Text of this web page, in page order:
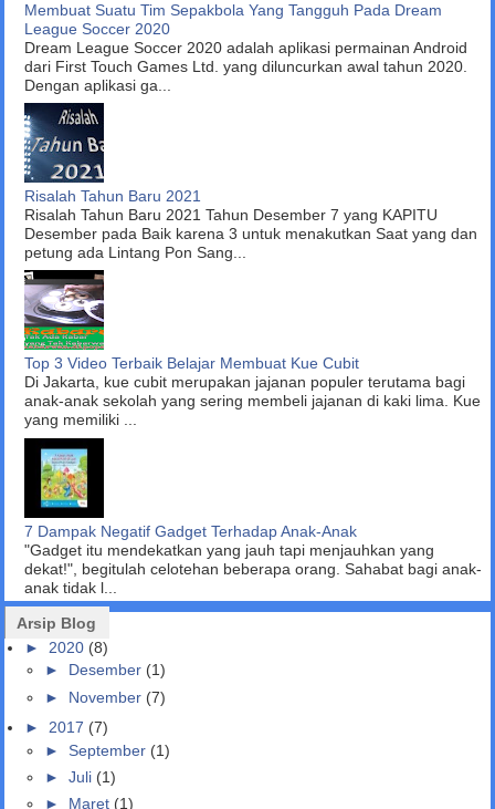
Membuat Suatu Tim Sepakbola Yang Tangguh Pada Dream
League Soccer 2020
Dream League Soccer 2020 adalah aplikasi permainan Android
dari First Touch Games Ltd. yang diluncurkan awal tahun 2020.
Dengan aplikasi ga...
Risalah Tahun Baru 2021
Risalah Tahun Baru 2021 Tahun Desember 7 yang KAPITU
Desember pada Baik karena 3 untuk menakutkan Saat yang dan
petung ada Lintang Pon Sang...
Top 3 Video Terbaik Belajar Membuat Kue Cubit
Di Jakarta, kue cubit merupakan jajanan populer terutama bagi
anak-anak sekolah yang sering membeli jajanan di kaki lima. Kue
yang memiliki ...
7 Dampak Negatif Gadget Terhadap Anak-Anak
"Gadget itu mendekatkan yang jauh tapi menjauhkan yang
dekat!", begitulah celotehan beberapa orang. Sahabat bagi anak-
anak tidak l...
Arsip Blog
► 2020 (8)
► Desember (1)
► November (7)
►2017 (7)
► September (1)
►Juli (1)
► Maret (1)